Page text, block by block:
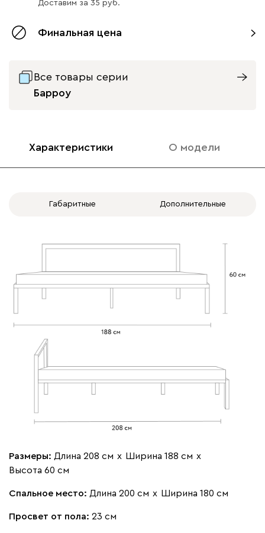
Доставим за 35
Финальная цена
Все товары серии
Барроу
Характеристики О модели
Габаритные Дополнительные
Размеры: Длина 208 см х Ширина 188 см х
Высота 60 см
Спальное место: Длина 200 см х Ширина 180 см
Просвет от пола: 23 см